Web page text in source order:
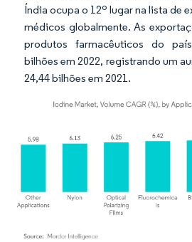
Índia ocupa o 12º lugar na lista de
médicos globalmente. As
produtos farmacêuticos do
bilhões em 2022, registrando um
24,44 bilhões em 2021.